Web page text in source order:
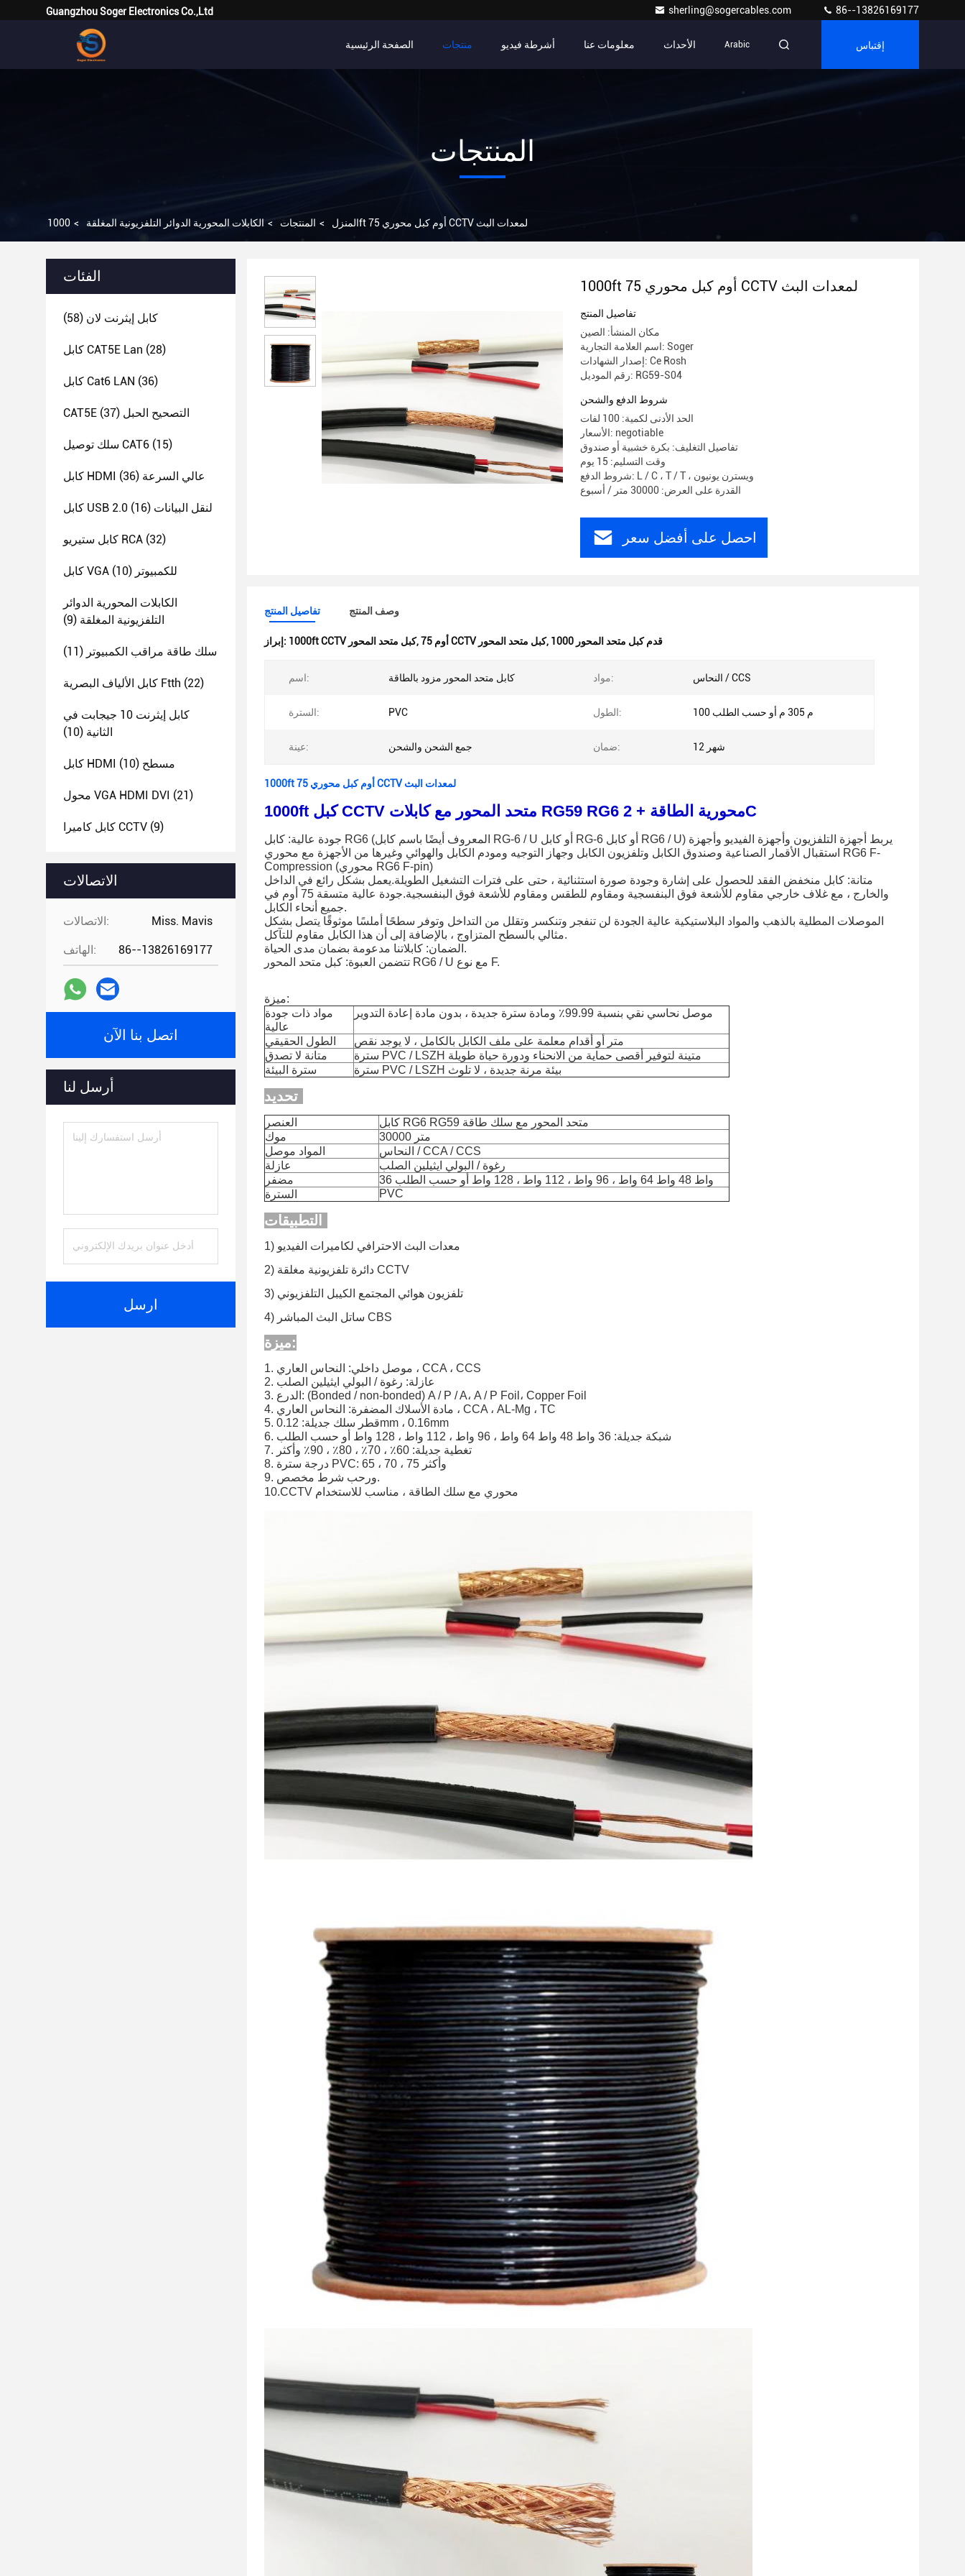
Guangzhou Soger Electronics Co.,Ltd sherling@sogercables.com 86--13826169177
الصفحة الرئيسية منتجات أشرطة فيديو معلومات عنا الأحداث Arabic إقتباس
المنتجات
المنزل > المنتجات > الكابلات المحورية الدوائر التلفزيونية المغلقة > 1000ft 75 أوم كبل محوري CCTV لمعدات البث
الفئات
كابل إيثرنت لان (58)
كابل CAT5E Lan (28)
كابل Cat6 LAN (36)
CAT5E التصحيح الحبل (37)
سلك توصيل CAT6 (15)
كابل HDMI عالي السرعة (36)
كابل USB 2.0 لنقل البيانات (16)
كابل ستيريو RCA (32)
كابل VGA للكمبيوتر (10)
الكابلات المحورية الدوائر
التلفزيونية المغلقة (9)
سلك طاقة مراقب الكمبيوتر (11)
كابل الألياف البصرية Ftth (22)
كابل إيثرنت 10 جيجابت في
الثانية (10)
كابل HDMI مسطح (10)
محول VGA HDMI DVI (21)
كابل كاميرا CCTV (9)
الاتصالات
الاتصالات: Miss. Mavis
الهاتف: 86--13826169177
اتصل بنا الآن
أرسل لنا
ارسل
1000ft 75 أوم كبل محوري CCTV لمعدات البث
تفاصيل المنتج
مكان المنشأ: الصين
اسم العلامة التجارية: Soger
إصدار الشهادات: Ce Rosh
رقم الموديل: RG59-S04
شروط الدفع والشحن
الحد الأدنى لكمية: 100 لفات
الأسعار: negotiable
تفاصيل التغليف: بكرة خشبية أو صندوق
وقت التسليم: 15 يوم
شروط الدفع: L / C ، T / T ، ويسترن يونيون
القدرة على العرض: 30000 متر / أسبوع
احصل على أفضل سعر
تفاصيل المنتج وصف المنتج
إبراز: 1000ft CCTV كبل متحد المحور, 75 أوم CCTV كبل متحد المحور, 1000 قدم كبل متحد المحور
اسم: كابل متحد المحور مزود بالطاقة مواد: النحاس / CCS
السترة: PVC الطول: 100 م 305 م أو حسب الطلب
عينة: جمع الشحن والشحن ضمان: 12 شهر
1000ft 75 أوم كبل محوري CCTV لمعدات البث
1000ft كبل CCTV متحد المحور مع كابلات RG59 RG6 محورية الطاقة + 2C
جودة عالية: كابل RG6 (المعروف أيضًا باسم كابل RG-6 / U أو كابل RG-6 أو كابل RG6 / U) يربط أجهزة التلفزيون وأجهزة الفيديو وأجهزة
استقبال الأقمار الصناعية وصندوق الكابل وتلفزيون الكابل وجهاز التوجيه ومودم الكابل والهوائي وغيرها من الأجهزة مع محوري RG6 F-
Compression (محوري RG6 F-pin)
متانة: كابل منخفض الفقد للحصول على إشارة وجودة صورة استثنائية ، حتى على فترات التشغيل الطويلة.يعمل بشكل رائع في الداخل
والخارج ، مع غلاف خارجي مقاوم للأشعة فوق البنفسجية ومقاوم للطقس ومقاوم للأشعة فوق البنفسجية.جودة عالية متسقة 75 أوم في
جميع أنحاء الكابل.
الموصلات المطلية بالذهب والمواد البلاستيكية عالية الجودة لن تنفجر وتنكسر وتقلل من التداخل وتوفر سطحًا أملسًا موثوقًا يتصل بشكل
مثالي بالسطح المتزاوج ، بالإضافة إلى أن هذا الكابل مقاوم للتآكل.
الضمان: كابلاتنا مدعومة بضمان مدى الحياة.
تتضمن العبوة: كبل متحد المحور RG6 / U مع نوع F.
ميزة:
مواد ذات جودة
عالية
موصل نحاسي نقي بنسبة 99.99٪ ومادة سترة جديدة ، بدون مادة إعادة التدوير
الطول الحقيقي
متر أو أقدام معلمة على ملف الكابل بالكامل ، لا يوجد نقص
متانة لا تصدق
سترة PVC / LSZH متينة لتوفير أقصى حماية من الانحناء ودورة حياة طويلة
سترة البيئة
سترة PVC / LSZH بيئة مرنة جديدة ، لا تلوث
العنصر
كابل RG6 RG59 متحد المحور مع سلك طاقة
موك
30000 متر
المواد موصل
النحاس / CCA / CCS
عازلة
رغوة / البولي ايثيلين الصلب
مضفر
36 واط 48 واط 64 واط ، 96 واط ، 112 واط ، 128 واط أو حسب الطلب
السترة
PVC
1) معدات البث الاحترافي لكاميرات الفيديو
2) دائرة تلفزيونية مغلقة CCTV
3) تلفزيون هوائي المجتمع الكيبل التلفزيوني
4) ساتل البث المباشر CBS
ميزة:
1. موصل داخلي: النحاس العاري ، CCA ، CCS
2. عازلة: رغوة / البولي ايثيلين الصلب
3. الدرع: (Bonded / non-bonded) A / P / A، A / P Foil، Copper Foil
4. مادة الأسلاك المضفرة: النحاس العاري ، CCA ، AL-Mg ، TC
5. قطر سلك جديلة: 0.12mm ، 0.16mm
6. شبكة جديلة: 36 واط 48 واط 64 واط ، 96 واط ، 112 واط ، 128 واط أو حسب الطلب
7. تغطية جديلة: 60٪ ، 70٪ ، 80٪ ، 90٪ وأكثر
8. درجة سترة PVC: 65 ، 70 ، 75 وأكثر
9. ورحب شرط مخصص.
10.CCTV محوري مع سلك الطاقة ، مناسب للاستخدام